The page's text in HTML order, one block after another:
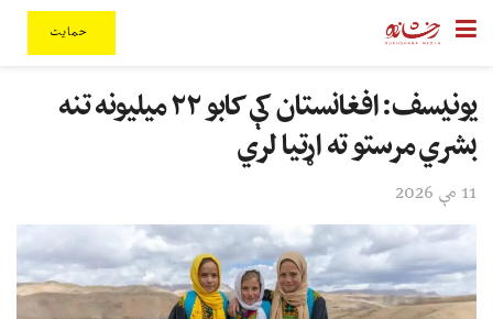
حمایت
یونیسف: افغانستان کې کابو ۲۲ میلیونه تنه
بشري مرستو ته اړتیا لري
11 مې 2026